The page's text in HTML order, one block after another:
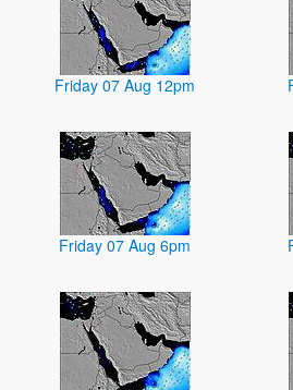
Friday 07 Aug 12pm
Friday 07 Aug 6pm